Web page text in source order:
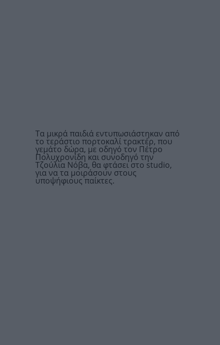
Τα μικρά παιδιά εντυπωσιάστηκαν από
το τεράστιο πορτοκαλί τρακτέρ, που
γεμάτο δώρα, με οδηγό τον Πέτρο
Πολυχρονίδη και συνοδηγό την
Τζούλια Νόβα, θα φτάσει στο studio,
για να τα μοιράσουν στους
υποψήφιους παίκτες.